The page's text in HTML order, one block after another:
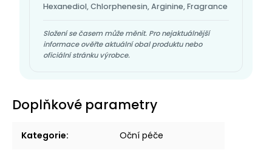
Hexanediol, Chlorphenesin, Arginine, Fragrance
Složení se časem může měnit. Pro nejaktuálnější
informace ověřte aktuální obal produktu nebo
oficiální stránku výrobce.
Doplňkové parametry
Kategorie: Oční péče